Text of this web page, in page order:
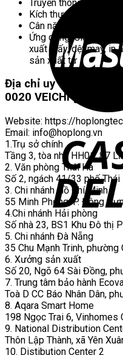
Truyền thông: Modbus
Kích thước (W × H ×
Cân nặng: ≤ 8.2 kg
Ứng dụng: Gia công
xuất giấy, dệt may, in
sản xuất tự
Địa chỉ uy tín bán
0020 VEICHI giá ưu
Website: https://
Email: info@hoplong.vn
1.Trụ sở chính
Tầng 3, tòa nhà HH01, 87
2. Văn phòng Thái Hà
Số 2, ngách 41/33 phố
3. Chi nhánh Hồ Chí Minh
55 Minh Phụng, P. Đông
4.Chi nhánh Hải phòng
Số nhà 23, BS1 Khu Đô thị
5. Chi nhánh Đà Nẵng
35 Chu Mạnh Trinh, phường
6. Xưởng sản xuất
Số 20, Ngõ 64 Sài Đồng,
7. Trung tâm bảo hành
Toà D CC Báo Nhân Dân,
8. Aqara Smart Home
198 Ngọc Trai 6, Vinhomes
9. National Distribution
Thôn Lập Thành, xã Yên
10. Distibution Center 2